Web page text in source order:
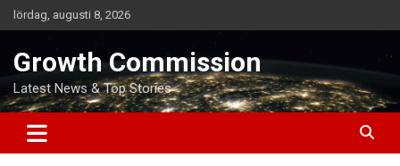
Hoppa
till
lördag, augusti 8, 2026
Growth Commission
Latest News & Top Stories